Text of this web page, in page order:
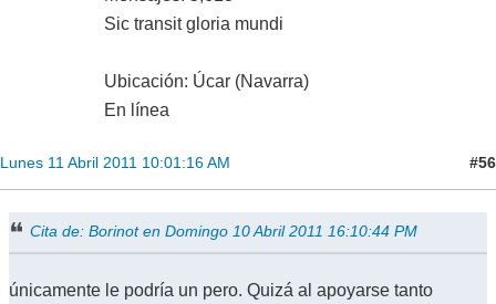
Sic transit gloria mundi
Ubicación: Úcar (Navarra)
En línea
Lunes 11 Abril 2011 10:01:16 AM #56
Cita de: Borinot en Domingo 10 Abril 2011 16:10:44 PM
únicamente le podría un pero. Quizá al apoyarse tanto